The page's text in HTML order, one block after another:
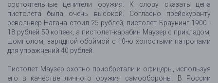
состоятельные ценители оружия. К слову сказать цена
пистолета была очень высокой. Согласно прейскуранту
револьвер Нагана стоил 25 рублей, пистолет Браунинг 1900 -
18 рублей 50 копеек, а пистолет-карабин Маузер с прикладом,
шомполом, зарядной обоймой с 10-ю холостыми патронами
для упражнений 40 рублей.
Пистолет Маузер охотно приобретали и офицеры, используя
его в качестве личного оружия самообороны. В России